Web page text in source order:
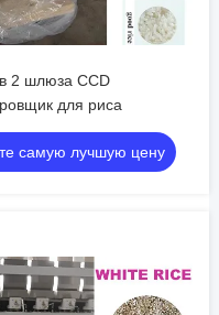
2 шлюза CCD
для риса
самую лучшую цену